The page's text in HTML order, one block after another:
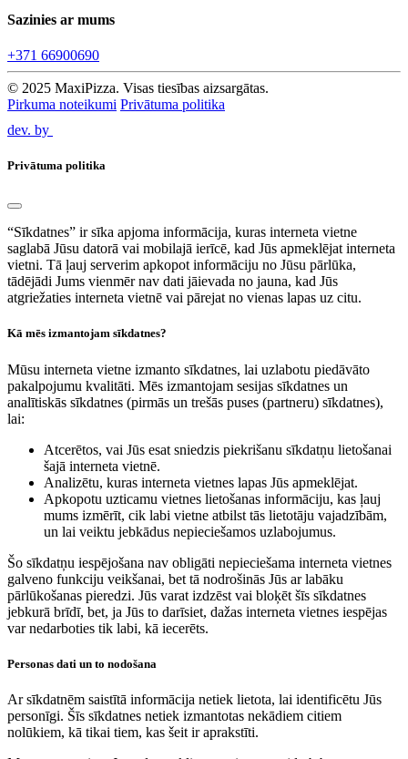
Sazinies ar mums
+371 66900690
© 2025 MaxiPizza. Visas tiesības aizsargātas.
Pirkuma noteikumi Privātuma politika
dev. by
Privātuma politika
“Sīkdatnes” ir sīka apjoma informācija, kuras interneta vietne
saglabā Jūsu datorā vai mobilajā ierīcē, kad Jūs apmeklējat interneta
vietni. Tā ļauj serverim apkopot informāciju no Jūsu pārlūka,
tādējādi Jums vienmēr nav dati jāievada no jauna, kad Jūs
atgriežaties interneta vietnē vai pārejat no vienas lapas uz citu.
Kā mēs izmantojam sīkdatnes?
Mūsu interneta vietne izmanto sīkdatnes, lai uzlabotu piedāvāto
pakalpojumu kvalitāti. Mēs izmantojam sesijas sīkdatnes un
analītiskās sīkdatnes (pirmās un trešās puses (partneru) sīkdatnes),
lai:
Atcerētos, vai Jūs esat sniedzis piekrišanu sīkdatņu lietošanai
šajā interneta vietnē.
Analizētu, kuras interneta vietnes lapas Jūs apmeklējat.
Apkopotu uzticamu vietnes lietošanas informāciju, kas ļauj
mums izmērīt, cik labi vietne atbilst tās lietotāju vajadzībām,
un lai veiktu jebkādus nepieciešamos uzlabojumus.
Šo sīkdatņu iespējošana nav obligāti nepieciešama interneta vietnes
galveno funkciju veikšanai, bet tā nodrošinās Jūs ar labāku
pārlūkošanas pieredzi. Jūs varat izdzēst vai bloķēt šīs sīkdatnes
jebkurā brīdī, bet, ja Jūs to darīsiet, dažas interneta vietnes iespējas
var nedarboties tik labi, kā iecerēts.
Personas dati un to nodošana
Ar sīkdatnēm saistītā informācija netiek lietota, lai identificētu Jūs
personīgi. Šīs sīkdatnes netiek izmantotas nekādiem citiem
nolūkiem, kā tikai tiem, kas šeit ir aprakstīti.